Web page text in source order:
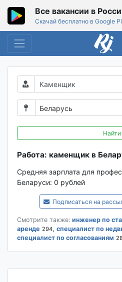
Все вакансии в
Скачай бесплатно в Google
Беларусь
Найти
Работа: каменщик в
Средняя зарплата для
Беларуси: 0 рублей
Подписаться на
Смотрите также: инженер по
аренде 294, специалист по
специалист по согласованиям